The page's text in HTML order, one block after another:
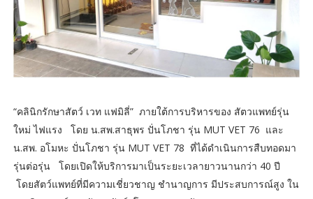
“คลินิกรักษาสัตว์ เวท แฟมิลี่” ภายใต้การบริหารของ สัตวแพทย์รุ่น
ใหม่ ไฟแรง โดย น.สพ.สาธุพร ปั่นโภชา รุ่น MUT VET 76 และ
น.สพ. อโมหะ ปั่นโภชา รุ่น MUT VET 78 ที่ได้ดำเนินการสืบทอดมา
รุ่นต่อรุ่น โดยเปิดให้บริการมาเป็นระยะเวลายาวนานกว่า 40 ปี
โดยสัตว์แพทย์ที่มีความเชี่ยวชาญ ชำนาญการ มีประสบการณ์สูง ใน